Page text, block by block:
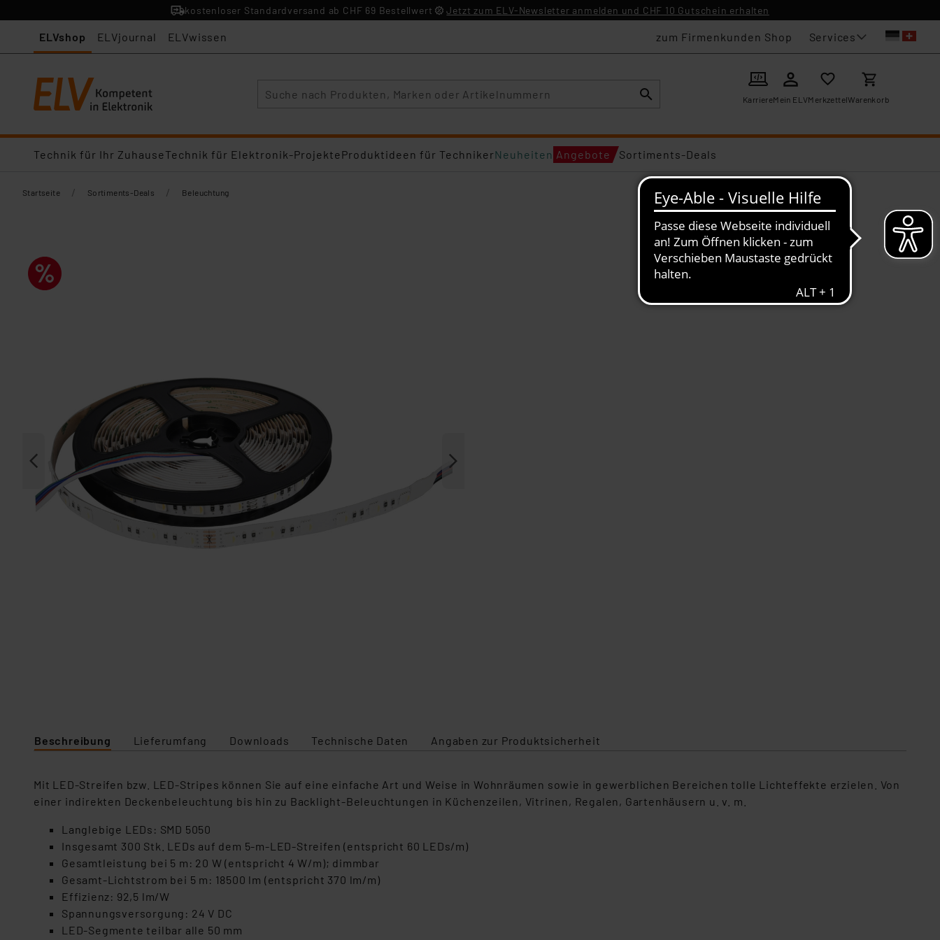
kostenloser Standardversand ab CHF 69 Bestellwert Jetzt zum ELV-Newsletter anmelden und CHF 10 Gutschein erhalten
ELVshop ELVjournal ELVwissen zum Firmenkunden Shop Services
KarriereMein ELVMerkzettelWarenkorb
Technik für Ihr ZuhauseTechnik für Elektronik-ProjekteProduktideen für TechnikerNeuheiten Angebote Sortiments-Deals
Startseite / Sortiments-Deals / Beleuchtung​
Beschreibung Lieferumfang Downloads Technische Daten Angaben zur Produktsicherheit
Mit LED-Streifen bzw. LED-Stripes können Sie auf eine einfache Art und Weise in Wohnräumen sowie in gewerblichen Bereichen tolle Lichteffekte erzielen. Von
einer indirekten Deckenbeleuchtung bis hin zu Backlight-Beleuchtungen in Küchenzeilen, Vitrinen, Regalen, Gartenhäusern u. v. m.
Langlebige LEDs: SMD 5050
Insgesamt 300 Stk. LEDs auf dem 5-m-LED-Streifen (entspricht 60 LEDs/m)
Gesamtleistung bei 5 m: 20 W (entspricht 4 W/m); dimmbar
Gesamt-Lichtstrom bei 5 m: 18500 lm (entspricht 370 lm/m)
Effizienz: 92,5 lm/W
Spannungsversorgung: 24 V DC
LED-Segmente teilbar alle 50 mm